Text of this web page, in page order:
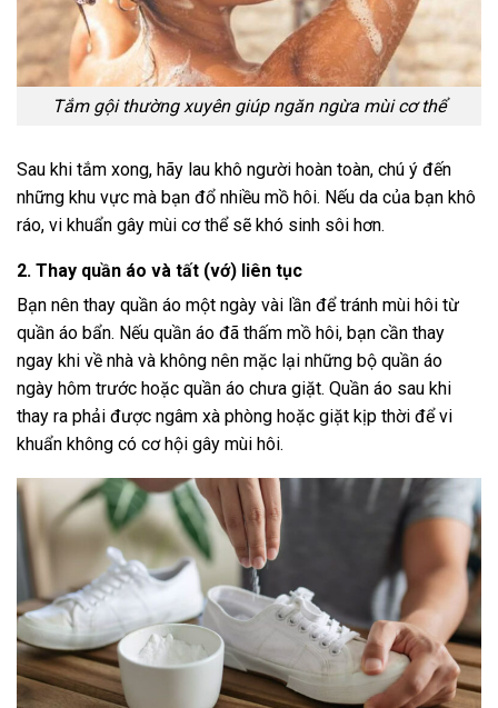
Tắm gội thường xuyên giúp ngăn ngừa mùi cơ thể
Sau khi tắm xong, hãy lau khô người hoàn toàn, chú ý đến
những khu vực mà bạn đổ nhiều mồ hôi. Nếu da của bạn khô
ráo, vi khuẩn gây mùi cơ thể sẽ khó sinh sôi hơn.
2. Thay quần áo và tất (vớ) liên tục
Bạn nên thay quần áo một ngày vài lần để tránh mùi hôi từ
quần áo bẩn. Nếu quần áo đã thấm mồ hôi, bạn cần thay
ngay khi về nhà và không nên mặc lại những bộ quần áo
ngày hôm trước hoặc quần áo chưa giặt. Quần áo sau khi
thay ra phải được ngâm xà phòng hoặc giặt kịp thời để vi
khuẩn không có cơ hội gây mùi hôi.